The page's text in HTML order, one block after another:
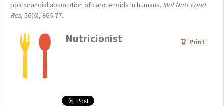
postprandial absorption of carotenoids in humans. Mol Nutr Food
Res, 56(6), 866-77.
Print
Nutricionist